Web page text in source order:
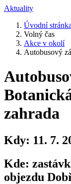
Aktuality
Úvodní stránka
Volný čas
Akce v okolí
Autobusový
zahrada
Kdy: 11. 7.
Kde:
objezdu